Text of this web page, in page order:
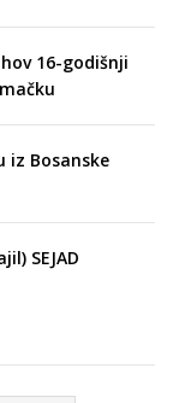
16-godišnji
iz Bosanske
SEJAD